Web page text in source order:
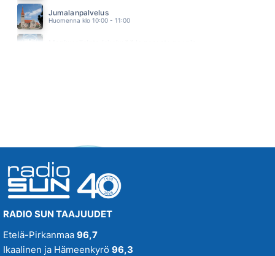
Jumalanpalvelus
Huomenna klo 10:00 - 11:00
RADIO SUN TAAJUUDET
Etelä-Pirkanmaa 96,7
Ikaalinen ja Hämeenkyrö 96,3